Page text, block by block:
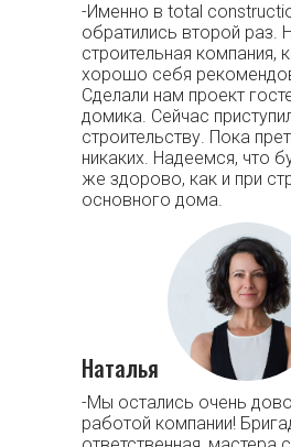
Наталья
-Именно в total
обратились второй раз.
строительная компания,
хорошо себя
Сделали нам проект
домика. Сейчас
строительству. Пока
никаких. Надеемся, что
же здорово, как и при
основного дома.
-Мы остались очень
работой компании!